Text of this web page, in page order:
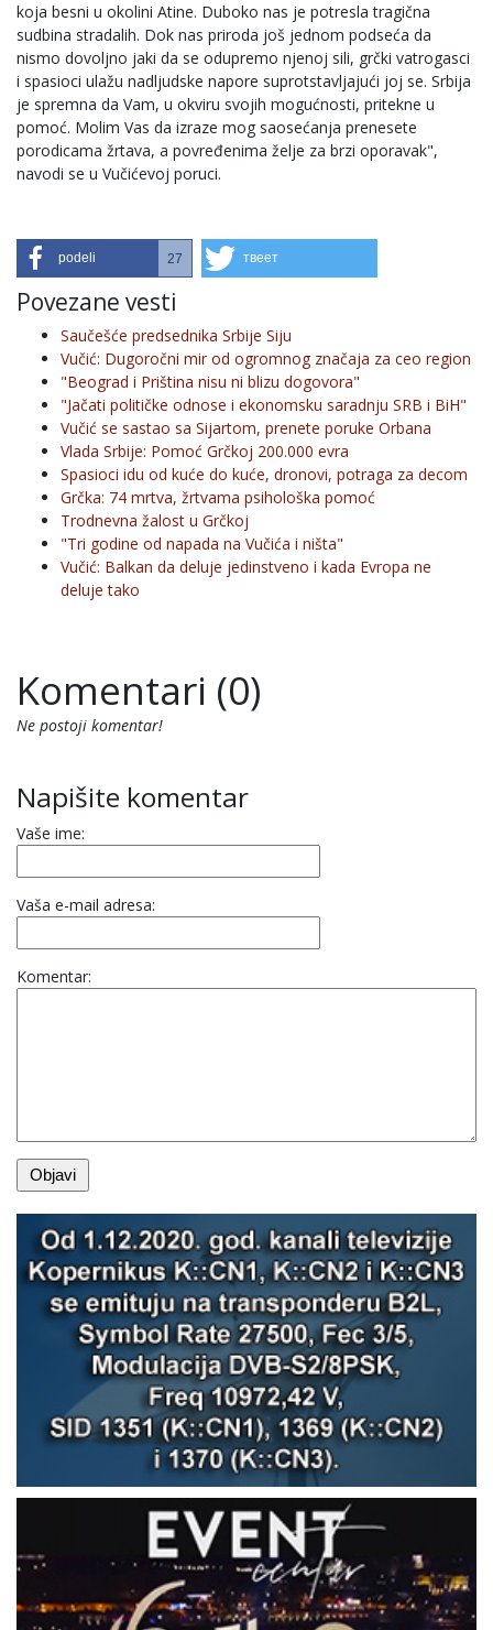
koja besni u okolini Atine. Duboko nas je potresla tragična
sudbina stradalih. Dok nas priroda još jednom podseća da
nismo dovoljno jaki da se odupremo njenoj sili, grčki vatrogasci
i spasioci ulažu nadljudske napore suprotstavljajući joj se. Srbija
je spremna da Vam, u okviru svojih mogućnosti, pritekne u
pomoć. Molim Vas da izraze mog saosećanja prenesete
porodicama žrtava, a povređenima želje za brzi oporavak",
navodi se u Vučićevoj poruci.
podeli 27 твеет
Povezane vesti
Saučešće predsednika Srbije Siju
Vučić: Dugoročni mir od ogromnog značaja za ceo region
"Beograd i Priština nisu ni blizu dogovora"
"Jačati političke odnose i ekonomsku saradnju SRB i BiH"
Vučić se sastao sa Sijartom, prenete poruke Orbana
Vlada Srbije: Pomoć Grčkoj 200.000 evra
Spasioci idu od kuće do kuće, dronovi, potraga za decom
Grčka: 74 mrtva, žrtvama psihološka pomoć
Trodnevna žalost u Grčkoj
"Tri godine od napada na Vučića i ništa"
Vučić: Balkan da deluje jedinstveno i kada Evropa ne
deluje tako
Komentari (0)
Ne postoji komentar!
Napišite komentar
Vaše ime:
Vaša e-mail adresa:
Komentar: